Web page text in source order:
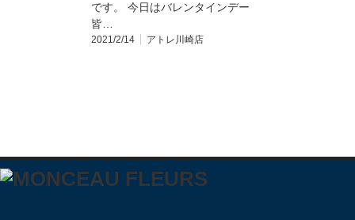
です。 今日はバレンタインデー️
皆…
2021/2/14 アトレ川崎店